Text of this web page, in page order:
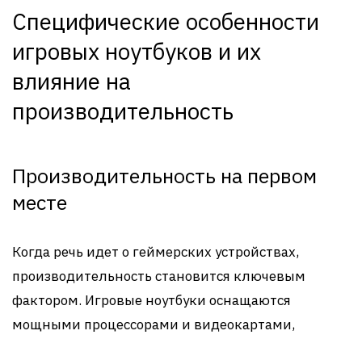
Специфические особенности
игровых ноутбуков и их
влияние на
производительность
Производительность на первом
месте
Когда речь идет о геймерских устройствах,
производительность становится ключевым
фактором. Игровые ноутбуки оснащаются
мощными процессорами и видеокартами,